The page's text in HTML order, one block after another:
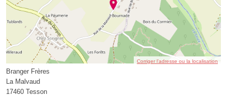
Corriger l’adresse ou la localisation
Branger Frères
La Malvaud
17460 Tesson